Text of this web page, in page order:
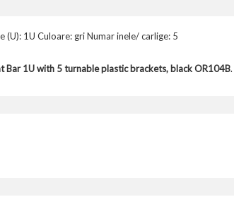
1U Culoare: gri Numar inele/ carlige: 5
Bar 1U with 5 turnable plastic brackets, black OR104B.